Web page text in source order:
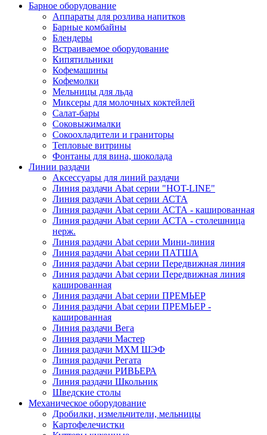
Барное оборудование
Аппараты для розлива напитков
Барные комбайны
Блендеры
Встраиваемое оборудование
Кипятильники
Кофемашины
Кофемолки
Мельницы для льда
Миксеры для молочных коктейлей
Салат-бары
Соковыжималки
Сокоохладители и граниторы
Тепловые витрины
Фонтаны для вина, шоколада
Линии раздачи
Аксессуары для линий раздачи
Линия раздачи Abat серии "HOT-LINE"
Линия раздачи Abat серии АСТА
Линия раздачи Abat серии АСТА - кашированная
Линия раздачи Abat серии АСТА - столешница
нерж.
Линия раздачи Abat серии Мини-линия
Линия раздачи Abat серии ПАТША
Линия раздачи Abat серии Передвижная линия
Линия раздачи Abat серии Передвижная линия
кашированная
Линия раздачи Abat серии ПРЕМЬЕР
Линия раздачи Abat серии ПРЕМЬЕР -
кашированная
Линия раздачи Вега
Линия раздачи Мастер
Линия раздачи МХМ ШЭФ
Линия раздачи Регата
Линия раздачи РИВЬЕРА
Линия раздачи Школьник
Шведские столы
Механическое оборудование
Дробилки, измельчители, мельницы
Картофелечистки